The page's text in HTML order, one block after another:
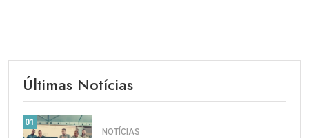
Últimas Notícias
01
NOTÍCIAS